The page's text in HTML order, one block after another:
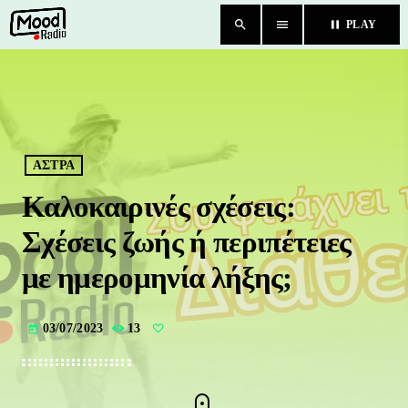
search menu pause PLAY
close
BLOG
TEAM
CHAT
ΚΑΤΗΓΟΡΙΕΣ
ΑΣΤΡΑ
Καλοκαιρινές σχέσεις:
Σχέσεις ζωής ή περιπέτειες
με ημερομηνία λήξης;
today 03/07/2023 13